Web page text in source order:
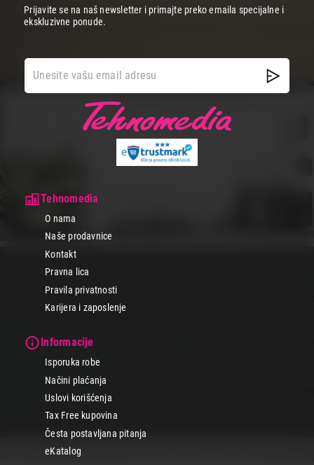
Tehnomedia
O nama
Naše prodavnice
Kontakt
Pravna lica
Pravila privatnosti
Karijera i zaposlenje
Informacije
Isporuka robe
Načini plaćanja
Uslovi korišćenja
Tax Free kupovina
Česta postavljana pitanja
eKatalog
Prijavite se na naš newsletter i primajte preko emaila specijalne i
ekskluzivne ponude.